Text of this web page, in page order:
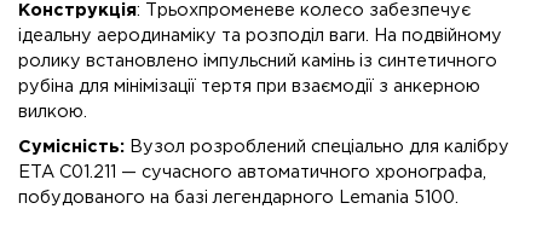
Конструкція: Трьохпроменеве колесо забезпечує
ідеальну аеродинаміку та розподіл ваги. На подвійному
ролику встановлено імпульсний камінь із синтетичного
рубіна для мінімізації тертя при взаємодії з анкерною
вилкою.
Сумісність: Вузол розроблений спеціально для калібру
ETA C01.211 — сучасного автоматичного хронографа,
побудованого на базі легендарного Lemania 5100.